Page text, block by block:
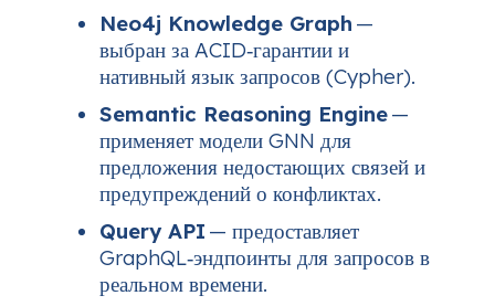
Neo4j Knowledge Graph —
выбран за ACID‑гарантии и
нативный язык запросов (Cypher).
Semantic Reasoning Engine—
применяет модели GNN для
предложения недостающих связей и
предупреждений о конфликтах.
Query API — предоставляет
GraphQL‑эндпоинты для запросов в
реальном времени.